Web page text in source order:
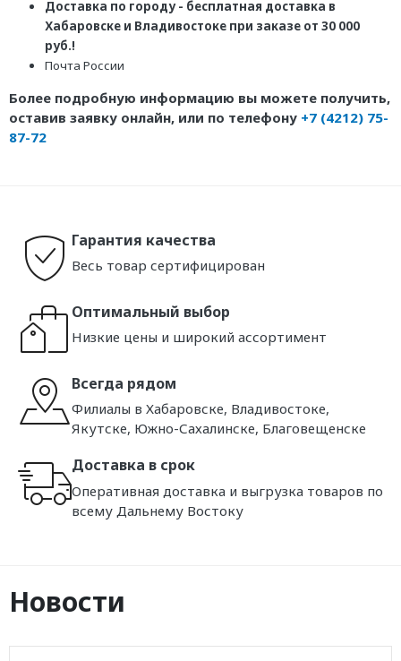
Доставка по городу - бесплатная доставка в
Хабаровске и Владивостоке при заказе от 30 000
руб.!
Почта России
Более подробную информацию вы можете получить,
оставив заявку онлайн, или по телефону +7 (4212) 75-
87-72
Гарантия качества
Весь товар сертифицирован
Оптимальный выбор
Низкие цены и широкий ассортимент
Всегда рядом
Филиалы в Хабаровске, Владивостоке,
Якутске, Южно-Сахалинске, Благовещенске
Доставка в срок
Оперативная доставка и выгрузка товаров по
всему Дальнему Востоку
Новости